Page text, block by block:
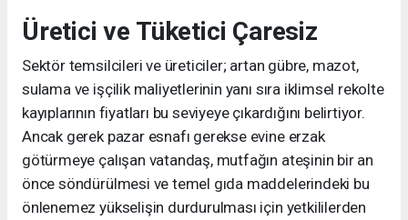
Üretici ve Tüketici Çaresiz
Sektör temsilcileri ve üreticiler; artan gübre, mazot,
sulama ve işçilik maliyetlerinin yanı sıra iklimsel rekolte
kayıplarının fiyatları bu seviyeye çıkardığını belirtiyor.
Ancak gerek pazar esnafı gerekse evine erzak
götürmeye çalışan vatandaş, mutfağın ateşinin bir an
önce söndürülmesi ve temel gıda maddelerindeki bu
önlenemez yükselişin durdurulması için yetkililerden